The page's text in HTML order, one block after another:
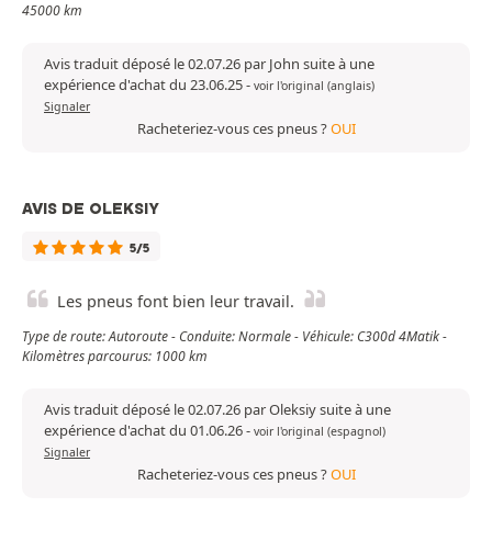
45000 km
Avis traduit déposé le 02.07.26 par John suite à une
expérience d'achat du 23.06.25- voir l'original (anglais)
Signaler
Racheteriez-vous ces pneus ?OUI
AVIS DE OLEKSIY
5/5
Les pneus font bien leur travail.
Type de route: Autoroute - Conduite: Normale - Véhicule: C300d 4Matik -
Kilomètres parcourus: 1000 km
Avis traduit déposé le 02.07.26 par Oleksiy suite à une
expérience d'achat du 01.06.26- voir l'original (espagnol)
Signaler
Racheteriez-vous ces pneus ?OUI